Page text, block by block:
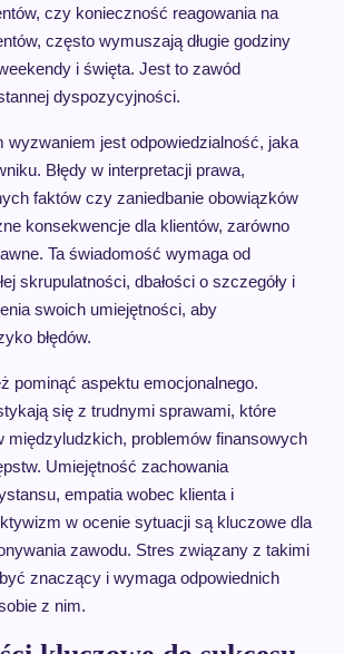
czy konieczność reagowania na
często wymuszają długie godziny
i święta. Jest to zawód
dyspozycyjności.
wyzwaniem jest odpowiedzialność, jaka
Błędy w interpretacji prawa,
faktów czy zaniedbanie obowiązków
konsekwencje dla klientów, zarówno
Ta świadomość wymaga od
skrupulatności, dbałości o szczegóły i
swoich umiejętności, aby
błędów.
pominąć aspektu emocjonalnego.
się z trudnymi sprawami, które
międzyludzkich, problemów finansowych
Umiejętność zachowania
empatia wobec klienta i
w ocenie sytuacji są kluczowe dla
zawodu. Stres związany z takimi
znaczący i wymaga odpowiednich
z nim.